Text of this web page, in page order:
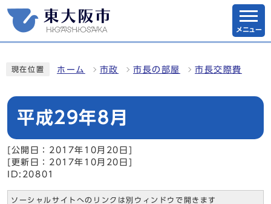
メニュー
現在位置 ホーム 市政 市長の部屋 市長交際費
平成29年8月
[公開日：2017年10月20日]
[更新日：2017年10月20日]
ID:20801
ソーシャルサイトへのリンクは別ウィンドウで開きます